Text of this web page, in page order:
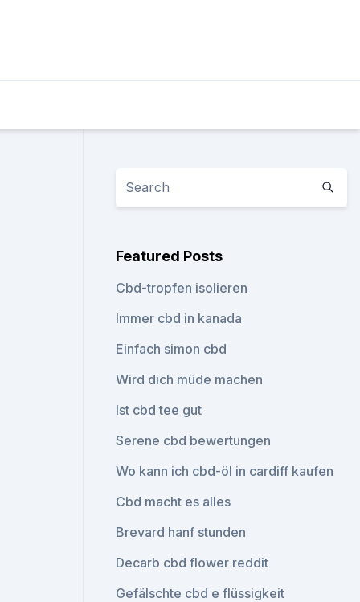
Featured Posts
Cbd-tropfen isolieren
Immer cbd in kanada
Einfach simon cbd
Wird dich müde machen
Ist cbd tee gut
Serene cbd bewertungen
Wo kann ich cbd-öl in cardiff kaufen
Cbd macht es alles
Brevard hanf stunden
Decarb cbd flower reddit
Gefälschte cbd e flüssigkeit